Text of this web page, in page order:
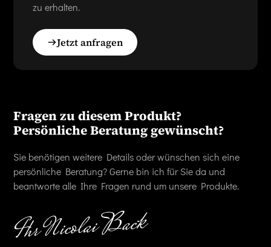
zu erhalten.
Jetzt anfragen
Fragen zu diesem Produkt?
Persönliche Beratung gewünscht?
Sie benötigen weitere Details oder wünschen sich eine
persönliche Beratung? Gerne bin ich für Sie da und
beantworte alle Ihre Fragen rund um unsere Produkte.